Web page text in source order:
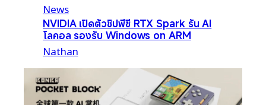
News
NVIDIA เปิดตัวชิปพีซี RTX Spark รัน AI
โลคอล รองรับ Windows on ARM
Nathan